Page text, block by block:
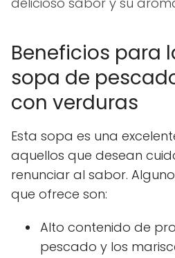
Beneficios para
sopa de
con verduras
Esta sopa es una
aquellos que desean
renunciar al sabor.
que ofrece son:
Alto contenido de
pescado y los